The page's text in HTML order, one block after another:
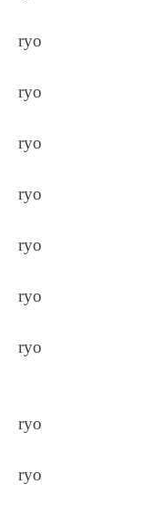
ryo
ryo
ryo
ryo
ryo
ryo
ryo
ryo
ryo